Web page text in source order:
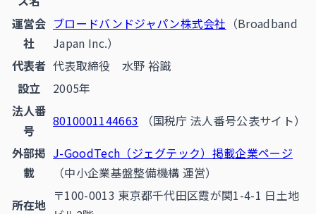
運営会
社
ブロードバンドジャパン株式会社 （Broadband
Japan Inc.）
代表者 代表取締役 水野 裕識
設立
2005年
法人番
号
8010001144663
（国税庁 法人番号公表サイト）
外部掲
載
J-GoodTech（ジェグテック）掲載企業ページ
（中小企業基盤整備機構 運営）
所在地
〒100-0013 東京都千代田区霞が関1-4-1 日土地